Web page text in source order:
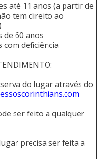
até 11 anos (a partir de
tem direito ao
de 60 anos
com deficiência
do lugar através do
ser feito a qualquer
precisa ser feita a